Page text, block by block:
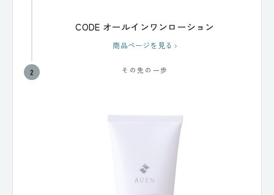
CODE オールインワンローション
商品ページを見る ›
2 その先の一歩